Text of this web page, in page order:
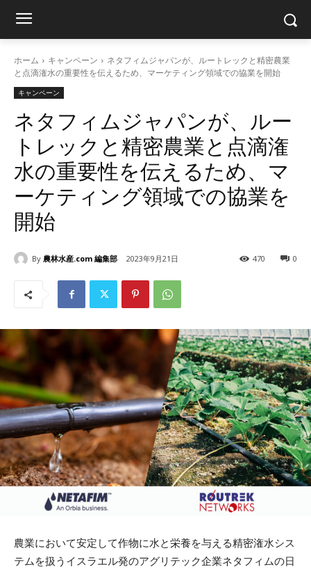
ホーム キャンペーン
ネタフィムジャパンが、ルートレックと精密農業
と点滴潅水の重要性を伝えるため、マーケティング領域での協業を開始
キャンペーン
ネタフィムジャパンが、ルー
トレックと精密農業と点滴潅
水の重要性を伝えるため、マ
ーケティング領域での協業を
開始
By 農林水産.com 編集部 2023年9月21日 0
470
農業において安定して作物に水と栄養を与える精密潅水シス
テムを扱うイスラエル発のアグリテック企業ネタフィムの日